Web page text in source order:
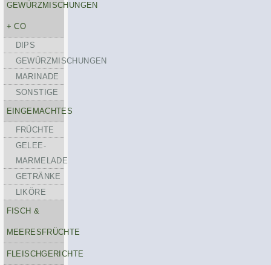
GEWÜRZMISCHUNGEN
+ CO
DIPS
GEWÜRZMISCHUNGEN
MARINADE
SONSTIGE
EINGEMACHTES
FRÜCHTE
GELEE-
MARMELADE
GETRÄNKE
LIKÖRE
FISCH &
MEERESFRÜCHTE
FLEISCHGERICHTE